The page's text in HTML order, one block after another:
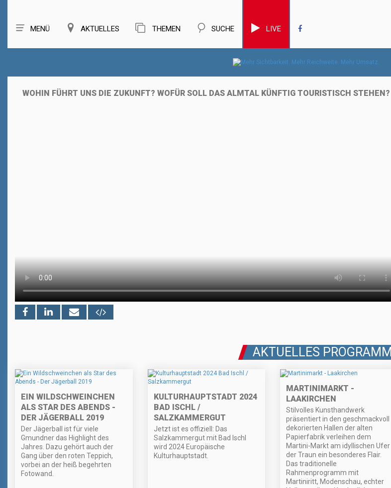
MENÜ AKTUELLES THEMEN SUCHE LIVE
WOHIN FÜHRT UNS DIE ZUKUNFT? WOFÜR SOLL DAS ALMTAL KÜNFTIG TOURISTISCH STEHEN?
AKTUELLES PROGRAMM
EIN WILDSCHWEINCHEN
ALS STAR DES ABENDS -
DER JÄGERBALL 2019
Der Jägerball ist für viele
Gmundner das Highlight des
Jahres. Dazu gehört auch der
Gang über den roten Teppich,
vorbei an der heiß begehrten
Fotowand.
KULTURHAUPTSTADT 2024
BAD ISCHL /
SALZKAMMERGUT
Jetzt ist es offiziell: Das
Salzkammergut mit Bad Ischl
wird 2024 Europäische
Kulturhauptstadt.
MARTINIMARKT -
LAAKIRCHEN
Stilvolles Kunsthandwerk
präsentiert in den geschmackvoll
dekorierten Hallen der alten
Papierfabrik verleihen dem
Martini-Markt am idyllischen Ufer
der Traun ein besonderes Flair.
Das traditionelle
Rahmenprogramm mit
Martiniritt, Modenschau, echter